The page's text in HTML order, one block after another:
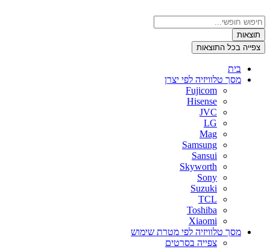
לתוכן
Search
...תוצאות
צפייה בכל התוצאות
בית
מסך טלוויזיה לפי יצרן
Fujicom
Hisense
JVC
LG
Mag
Samsung
Sansui
Skyworth
Sony
Suzuki
TCL
Toshiba
Xiaomi
מסך טלוויזיה לפי מטרת שימוש
צפייה בסרטים